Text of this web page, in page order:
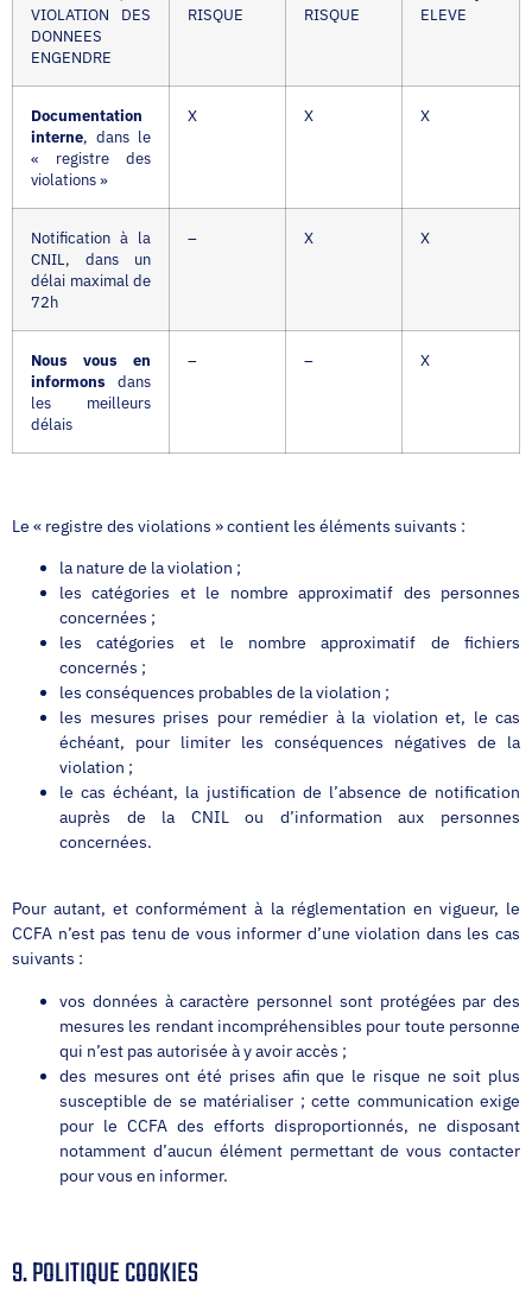
VIOLATION DES
DONNEES
ENGENDRE
RISQUE
RISQUE
ELEVE
Documentation
interne, dans le
« registre des
violations »
X X X
Notification à la
CNIL, dans un
délai maximal de
72h
– X X
Nous vous en
informons dans
les meilleurs
délais
– – X
Le « registre des violations » contient les éléments suivants :
la nature de la violation ;
les catégories et le nombre approximatif des personnes
concernées ;
les catégories et le nombre approximatif de fichiers
concernés ;
les conséquences probables de la violation ;
les mesures prises pour remédier à la violation et, le cas
échéant, pour limiter les conséquences négatives de la
violation ;
le cas échéant, la justification de l’absence de notification
auprès de la CNIL ou d’information aux personnes
concernées.
Pour autant, et conformément à la réglementation en vigueur, le
CCFA n’est pas tenu de vous informer d’une violation dans les cas
suivants :
vos données à caractère personnel sont protégées par des
mesures les rendant incompréhensibles pour toute personne
qui n’est pas autorisée à y avoir accès ;
des mesures ont été prises afin que le risque ne soit plus
susceptible de se matérialiser ; cette communication exige
pour le CCFA des efforts disproportionnés, ne disposant
notamment d’aucun élément permettant de vous contacter
pour vous en informer.
9. POLITIQUE COOKIES